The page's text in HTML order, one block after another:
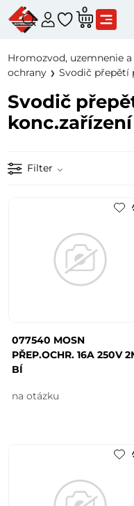
0
Hromozvod, uzemnenie
ochrany
Svodič přepětí
Svodič
Filter
077540 MOSN
PŘEP.OCHR. 16A 250V
BÍ
na otázku